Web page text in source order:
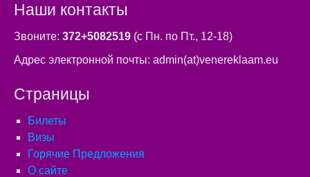
Наши контакты
Звоните: 372+5082519 (с Пн. по Пт., 12-18)
Адрес электронной почты: admin(at)venereklaam.eu
Страницы
Билеты
Визы
Горячие Предложения
О сайте